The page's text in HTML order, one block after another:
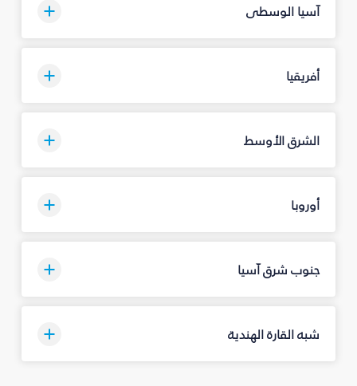
آسيا الوسطى
أفريقيا
الشرق الأوسط
أوروبا
جنوب شرق آسيا
شبه القارة الهندية